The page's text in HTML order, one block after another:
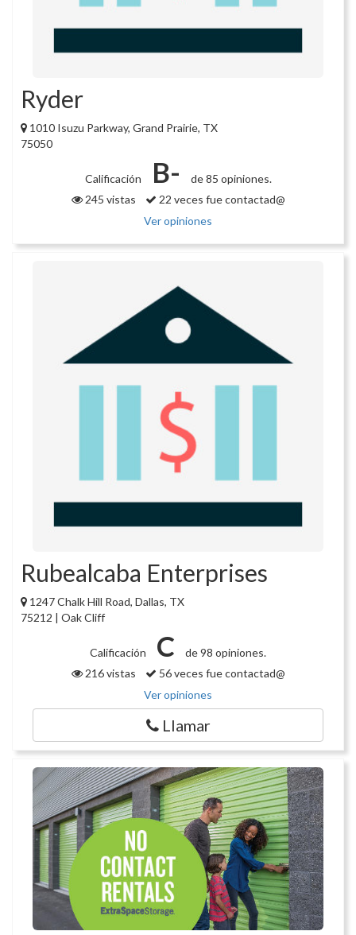
Ryder
1010 Isuzu Parkway, Grand Prairie, TX
75050
Calificación B-
de 85 opiniones.
245 vistas
22 veces fue contactad@
Ver opiniones
Rubealcaba Enterprises
1247 Chalk Hill Road, Dallas, TX
75212 | Oak Cliff
Calificación C
de 98 opiniones.
216 vistas
56 veces fue contactad@
Ver opiniones
Llamar